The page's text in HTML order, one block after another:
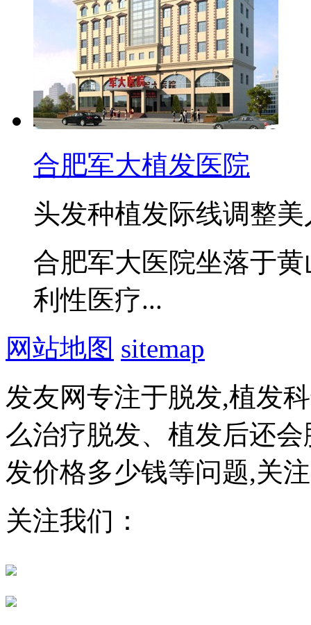
合肥军大植发医院
头发种植发际线调整
合肥军大医院坐落于
利性医疗...
网站地图 sitemap
发友网专注于脱发,植发
么治疗脱发、植发后还
发价格多少钱等问题,关
关注我们：